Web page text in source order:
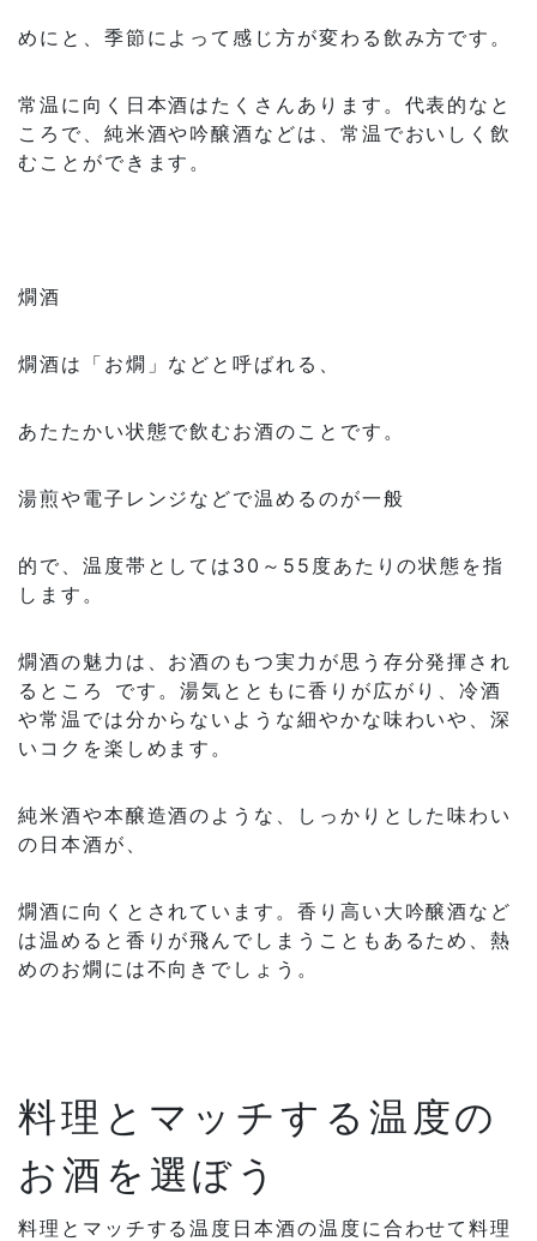
めにと、季節によって感じ方が変わる飲み方です。
常温に向く日本酒はたくさんあります。代表的なと
ころで、純米酒や吟醸酒などは、常温でおいしく飲
むことができます。
燗酒
燗酒は「お燗」などと呼ばれる、
あたたかい状態で飲むお酒のことです。
湯煎や電子レンジなどで温めるのが一般
的で、温度帯としては30～55度あたりの状態を指
します。
燗酒の魅力は、お酒のもつ実力が思う存分発揮され
るところ です。湯気とともに香りが広がり、冷酒
や常温では分からないような細やかな味わいや、深
いコクを楽しめます。
純米酒や本醸造酒のような、しっかりとした味わい
の日本酒が、
燗酒に向くとされています。香り高い大吟醸酒など
は温めると香りが飛んでしまうこともあるため、熱
めのお燗には不向きでしょう。
料理とマッチする温度の
お酒を選ぼう
料理とマッチする温度日本酒の温度に合わせて料理